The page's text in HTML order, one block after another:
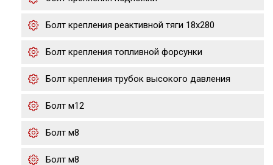
Болт крепления реактивной тяги 18x280
Болт крепления топливной форсунки
Болт крепления трубок высокого давления
Болт м12
Болт м8
Болт м8